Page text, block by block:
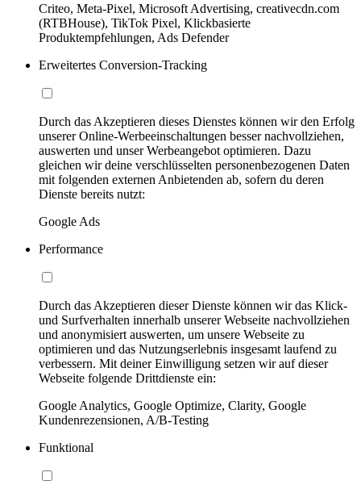
Criteo, Meta-Pixel, Microsoft Advertising, creativecdn.com
(RTBHouse), TikTok Pixel, Klickbasierte
Produktempfehlungen, Ads Defender
Erweitertes Conversion-Tracking
Durch das Akzeptieren dieses Dienstes können wir den Erfolg
unserer Online-Werbeeinschaltungen besser nachvollziehen,
auswerten und unser Werbeangebot optimieren. Dazu
gleichen wir deine verschlüsselten personenbezogenen Daten
mit folgenden externen Anbietenden ab, sofern du deren
Dienste bereits nutzt:
Google Ads
Performance
Durch das Akzeptieren dieser Dienste können wir das Klick-
und Surfverhalten innerhalb unserer Webseite nachvollziehen
und anonymisiert auswerten, um unsere Webseite zu
optimieren und das Nutzungserlebnis insgesamt laufend zu
verbessern. Mit deiner Einwilligung setzen wir auf dieser
Webseite folgende Drittdienste ein:
Google Analytics, Google Optimize, Clarity, Google
Kundenrezensionen, A/B-Testing
Funktional